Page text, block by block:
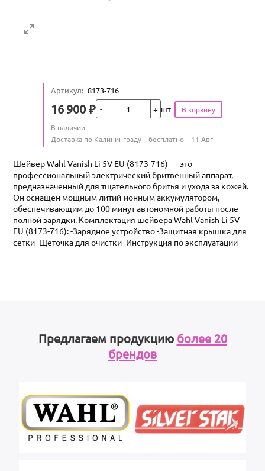
Артикул: 8173-716
Цена
16 900 ₽ шт
Количество
В наличии
Условия доставки
Доставка по Калининграду бесплатно 11 Авг
Шейвер Wahl Vanish Li 5V EU (8173-716) — это
профессиональный электрический бритвенный аппарат,
предназначенный для тщательного бритья и ухода за кожей.
Он оснащен мощным литий-ионным аккумулятором,
обеспечивающим до 100 минут автономной работы после
полной зарядки. Комплектация шейвера Wahl Vanish Li 5V
EU (8173-716): -Зарядное устройство -Защитная крышка для
сетки -Щеточка для очистки -Инструкция по эксплуатации
Предлагаем продукцию более 20
брендов